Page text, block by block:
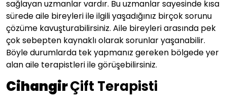
sağlayan uzmanlar vardır. Bu uzmanlar sayesinde kısa
sürede aile bireyleri ile ilgili yaşadığınız birçok sorunu
çözüme kavuşturabilirsiniz. Aile bireyleri arasında pek
çok sebepten kaynaklı olarak sorunlar yaşanabilir.
Böyle durumlarda tek yapmanız gereken bölgede yer
alan aile terapistleri ile görüşebilirsiniz.
CihangirÇift Terapisti